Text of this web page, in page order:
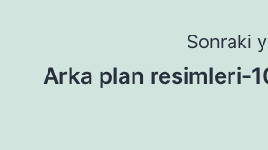
Sonraki
Arka plan resimleri-